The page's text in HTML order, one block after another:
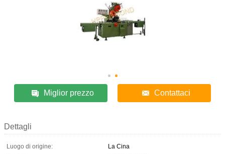
Miglior prezzo Contattaci
Dettagli
Luogo di origine:
La Cina